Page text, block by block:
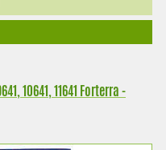
10641, 11641 Forterra -